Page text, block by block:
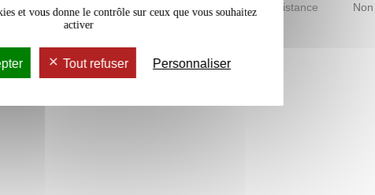
Accessible à distance Non
et vous donne le contrôle sur ceux que vous souhaitez
activer
Tout refuser Personnaliser